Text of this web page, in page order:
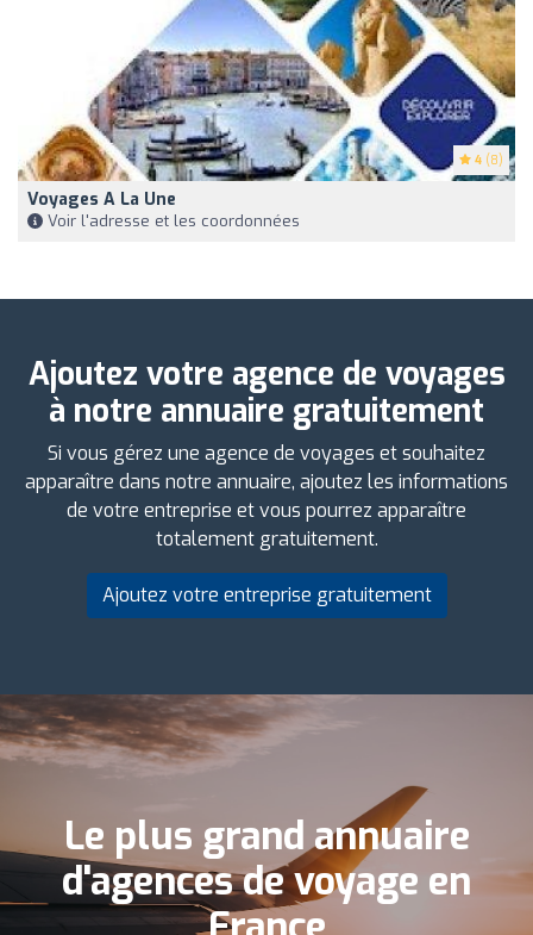
4 (8)
Voyages A La Une
Voir l'adresse et les coordonnées
Ajoutez votre agence de voyages
à notre annuaire gratuitement
Si vous gérez une agence de voyages et souhaitez
apparaître dans notre annuaire, ajoutez les informations
de votre entreprise et vous pourrez apparaître
totalement gratuitement.
Ajoutez votre entreprise gratuitement
Le plus grand annuaire
d'agences de voyage en